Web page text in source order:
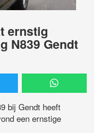
ernstig
N839 Gendt
bij Gendt heeft
een ernstige